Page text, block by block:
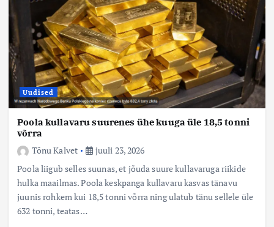
Uudised
Poola kullavaru suurenes ühe kuuga üle 18,5 tonni
võrra
Tõnu Kalvet
juuli 23, 2026
Poola liigub selles suunas, et jõuda suure kullavaruga riikide
hulka maailmas. Poola keskpanga kullavaru kasvas tänavu
juunis rohkem kui 18,5 tonni võrra ning ulatub tänu sellele üle
632 tonni, teatas…